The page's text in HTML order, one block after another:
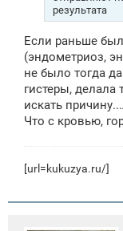
результата
Если раньше
(эндометриоз,
не было тогда
гистеры, делала
искать
Что с кровью,
[url=kukuzya.ru/]